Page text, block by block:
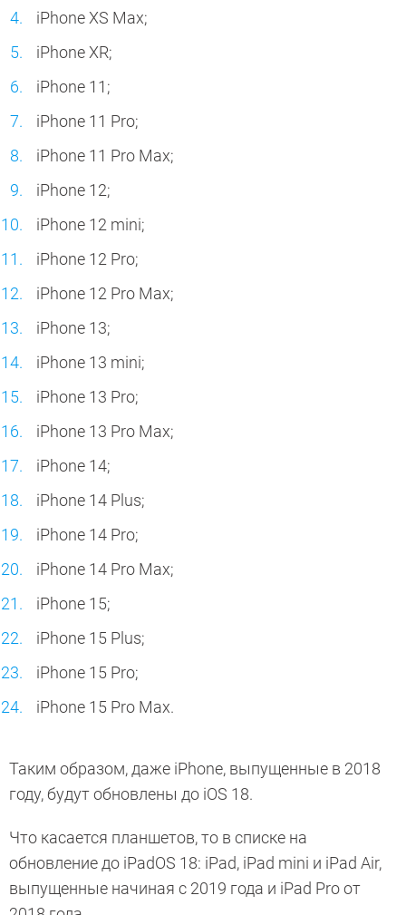
iPhone XS Max;
iPhone XR;
iPhone 11;
iPhone 11 Pro;
iPhone 11 Pro Max;
iPhone 12;
iPhone 12 mini;
iPhone 12 Pro;
iPhone 12 Pro Max;
iPhone 13;
iPhone 13 mini;
iPhone 13 Pro;
iPhone 13 Pro Max;
iPhone 14;
iPhone 14 Plus;
iPhone 14 Pro;
iPhone 14 Pro Max;
iPhone 15;
iPhone 15 Plus;
iPhone 15 Pro;
iPhone 15 Pro Max.
Таким образом, даже iPhone, выпущенные в 2018
году, будут обновлены до iOS 18.
Что касается планшетов, то в списке на
обновление до iPadOS 18: iPad, iPad mini и iPad Air,
выпущенные начиная с 2019 года и iPad Pro от